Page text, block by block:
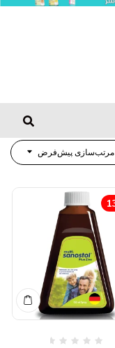
مرتب‌سازی پیش‌فرض